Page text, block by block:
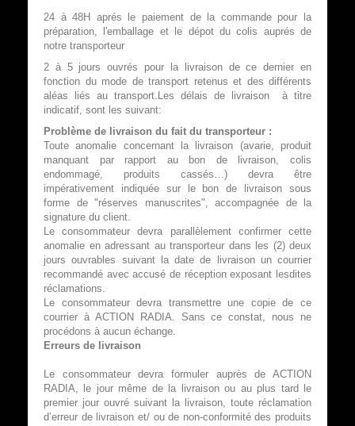
24 à 48H aprés le paiement de la commande pour la
préparation, l'emballage et le dépot du colis auprés de
notre transporteur
2 à 5 jours ouvrés pour la livraison de ce dernier en
fonction du mode de transport retenus et des différents
aléas liés au transport.Les délais de livraison à titre
indicatif, sont les suivant:
Problème de livraison du fait du transporteur :
Toute anomalie concernant la livraison (avarie, produit
manquant par rapport au bon de livraison, colis
endommagé, produits cassés…) devra être
impérativement indiquée sur le bon de livraison sous
forme de "réserves manuscrites", accompagnée de la
signature du client.
Le consommateur devra parallèlement confirmer cette
anomalie en adressant au transporteur dans les (2) deux
jours ouvrables suivant la date de livraison un courrier
recommandé avec accusé de réception exposant lesdites
réclamations.
Le consommateur devra transmettre une copie de ce
courrier à ACTION RADIA. Sans ce constat, nous ne
procédons à aucun échange.
Erreurs de livraison
Le consommateur devra formuler auprès de ACTION
RADIA, le jour même de la livraison ou au plus tard le
premier jour ouvré suivant la livraison, toute réclamation
d’erreur de livraison et/ ou de non-conformité des produits